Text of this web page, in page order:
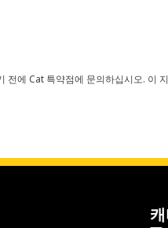
전에 Cat 특약점에 문의하십시오. 이